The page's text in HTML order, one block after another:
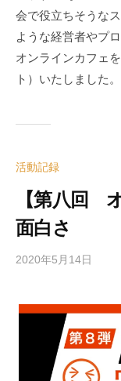
会で役立ちそうな
ような経営者やプ
オンラインカフェ
ト）いたしました。
活動記録
【第八回
面白さ
2020年5月14日
d
i
o